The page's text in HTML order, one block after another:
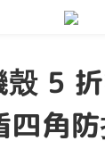
殼 5
角